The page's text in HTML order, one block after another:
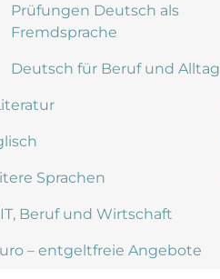
Prüfungen Deutsch als
Fremdsprache
Deutsch für Beruf und Alltag
Sprachen
Beruf und Wirtschaft
– entgeltfreie Angebote